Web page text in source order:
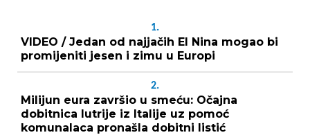
1.
VIDEO / Jedan od najjačih El Nina mogao bi
promijeniti jesen i zimu u Europi
2.
Milijun eura završio u smeću: Očajna
dobitnica lutrije iz Italije uz pomoć
komunalaca pronašla dobitni listić